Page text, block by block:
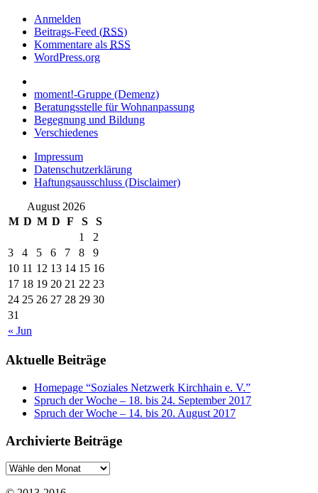
Anmelden
Beitrags-Feed (RSS)
Kommentare als RSS
WordPress.org
moment!-Gruppe (Demenz)
Beratungsstelle für Wohnanpassung
Begegnung und Bildung
Verschiedenes
Impressum
Datenschutzerklärung
Haftungsausschluss (Disclaimer)
August 2026
M D M D F S S
« Jun
1
2
3
4 5 6 7 8
9
10 11 12 13 14 15 16
17 18 19 20 21 22 23
24 25 26 27 28 29 30
31
Aktuelle Beiträge
Homepage “Soziales Netzwerk Kirchhain e. V.”
Spruch der Woche – 18. bis 24. September 2017
Spruch der Woche – 14. bis 20. August 2017
Archivierte Beiträge